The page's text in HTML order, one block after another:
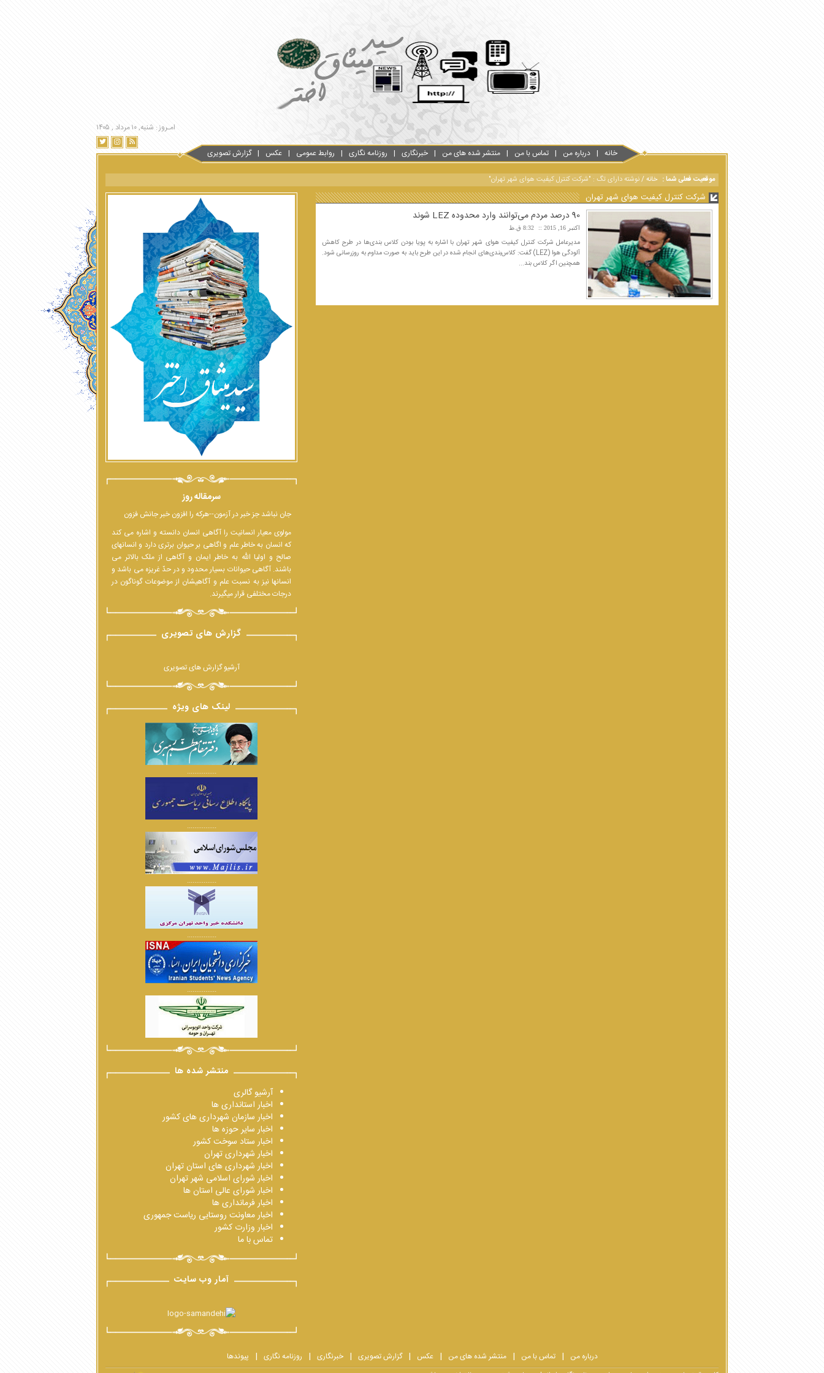
امـروز : شنبه, ۱۰ مرداد , ۱۴۰۵
خانه درباره من تماس با من منتشر شده های من خبرنگاری روزنامه نگاری روابط عمومی عکس گزارش تصویری
موقعیت فعلی شما : خانه/نوشته دارای تگ : "شرکت کنترل کیفیت هوای شهر تهران"
شرکت کنترل کیفیت هوای شهر تهران
90 درصد مردم می‌توانند وارد محدوده LEZ شوند
اکتبر 16, 2015 8:32 ق.ظ
مدیرعامل شرکت کنترل کیفیت هوای شهر تهران با اشاره به پویا بودن کلاس بندی‌ها در طرح کاهش
آلودگی هوا (LEZ) گفت: کلاس‌بندی‌های انجام شده در این طرح باید به صورت مداوم به روزرسانی شود.
همچنین اگر کلاس بند...
سرمقاله روز
جان نباشد جز خبر در آزمون--هرکه را افزون خبر جانش فزون
مولوی معیار انسانیت را آگاهی انسان دانسته و اشاره می کند
که انسان به خاطر علم و اگاهی بر حیوان برتری دارد و انسانهای
صالح و اولیا الله به خاطر ایمان و آگاهی از ملک بالاتر می
باشند. آگاهی حیوانات بسیار محدود و در حدّ غریزه می باشد و
انسانها نیز به نسبت علم و آگاهیشان از موضوعات گوناگون در
درجات مختلفی قرار میگیرند.
گزارش های تصویری
آرشیو گزارش های تصویری
لینک های ویژه
................
................
................
................
................
منتشر شده ها
آرشیو گالری
اخبار استانداری ها
اخبار سازمان شهرداری های کشور
اخبار سایر حوزه ها
اخبار ستاد سوخت کشور
اخبار شهرداری تهران
اخبار شهرداری های استان تهران
اخبار شورای اسلامی شهر تهران
اخبار شورای عالی استان ها
اخبار فرمانداری ها
اخبار معاونت روستایی ریاست جمهوری
اخبار وزارت کشور
تماس با ما
آمار وب سایت
درباره من تماس با من منتشر شده های من عکس گزارش تصویری خبرنگاری روزنامه نگاری پیوندها